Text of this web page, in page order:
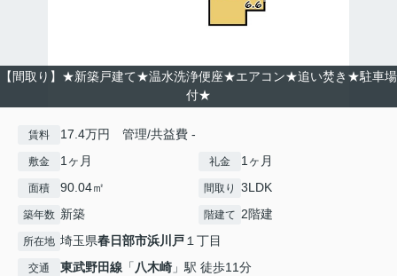
【間取り】★新築戸建て★温水洗浄便座★エアコン★追い焚き★駐車場
付★
賃料 17.4万円 管理/共益費 -
敷金 1ヶ月 礼金 1ヶ月
面積 90.04㎡ 間取り 3LDK
築年数 新築 階建て 2階建
所在地 埼玉県春日部市浜川戸１丁目
交通 東武野田線 「八木崎 」駅 徒歩11分